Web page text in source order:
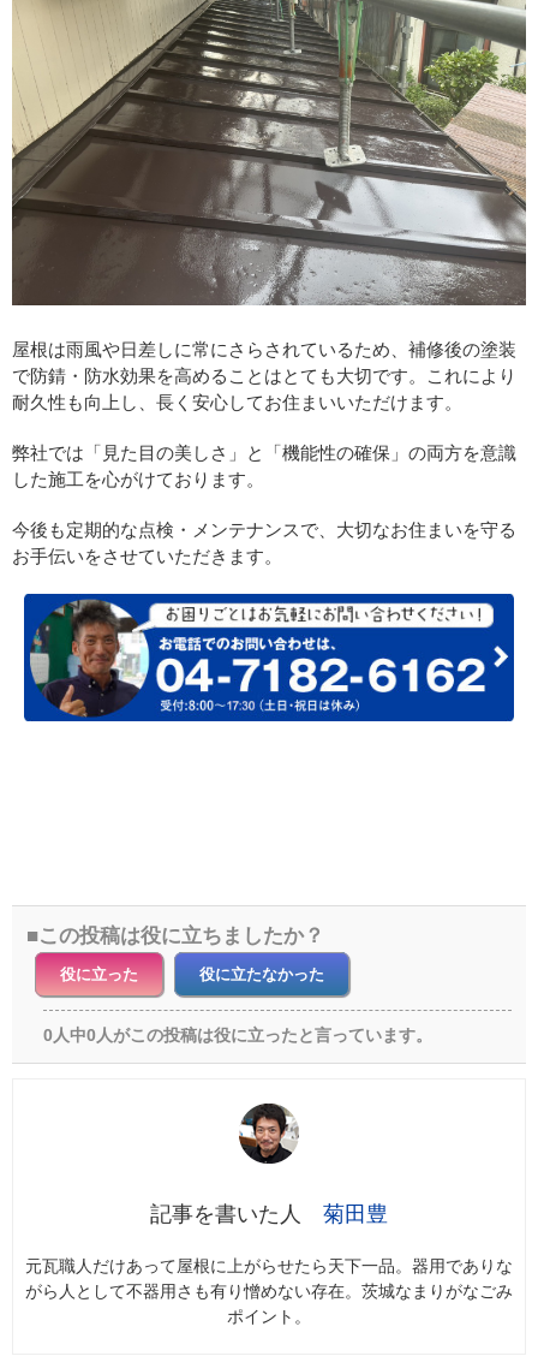
屋根は雨風や日差しに常にさらされているため、補修後の塗装
で防錆・防水効果を高めることはとても大切です。これにより
耐久性も向上し、長く安心してお住まいいただけます。
弊社では「見た目の美しさ」と「機能性の確保」の両方を意識
した施工を心がけております。
今後も定期的な点検・メンテナンスで、大切なお住まいを守る
お手伝いをさせていただきます。
この投稿は役に立ちましたか？
役に立った 役に立たなかった
0人中0人がこの投稿は役に立ったと言っています。
菊田豊
元瓦職人だけあって屋根に上がらせたら天下一品。器用でありな
がら人として不器用さも有り憎めない存在。茨城なまりがなごみ
ポイント。